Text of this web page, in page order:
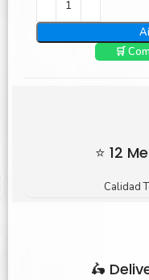
🛒
⭐ 12
Calidad
🛵